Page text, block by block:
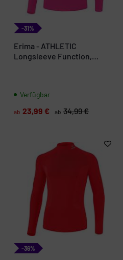
-31%
Erima - ATHLETIC
Longsleeve Function,
Verfügbar
ab 23,99 € ab 34,99 €
-36%